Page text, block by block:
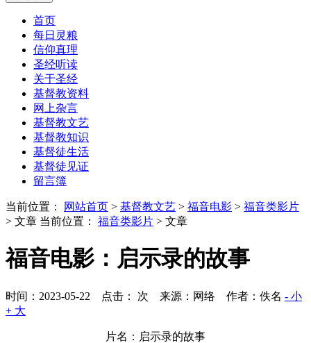
首页
每日灵粮
信仰真理
圣经听读
关于圣经
基督教资料
网上杂言
基督教文艺
基督教知识
基督徒生活
基督徒见证
留言簿
当前位置： 网站首页 > 基督教文艺 > 福音电影 > 福音类影片
> 文章 当前位置： 福音类影片 > 文章
福音电影：启示录的故事
时间：2023-05-22 点击： 次 来源：网络 作者：佚名 - 小
+ 大
片名：启示录的故事